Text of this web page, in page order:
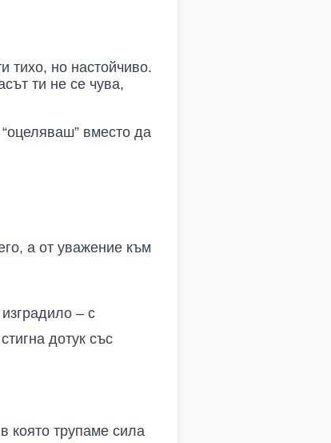
тихо, но настойчиво.
ти не се чува,
вместо да
а от уважение към
– с
дотук със
която трупаме сила